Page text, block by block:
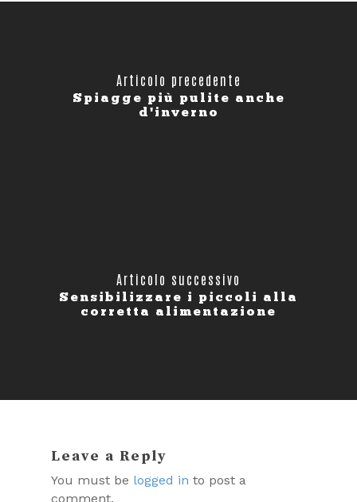
Articolo precedente
Spiagge più pulite anche
d'inverno
Articolo successivo
Sensibilizzare i piccoli alla
corretta alimentazione
Leave a Reply
You must be logged in to post a
comment.